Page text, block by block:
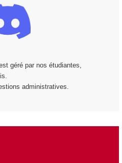
géré par nos étudiantes,
administratives.